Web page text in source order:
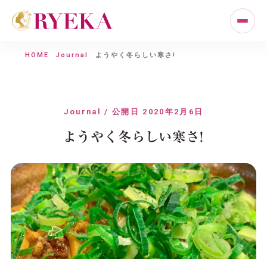
HOME Journal ようやく冬らしい寒さ!
Journal / 公開日 2020年2月6日
ようやく冬らしい寒さ!